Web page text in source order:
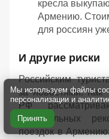
кресла
Армению.
для россиян
И другие риски
Российским
за новостями. Как
РФ
официальных
поездок в
Мы используем файлы
персонализации и
Принять